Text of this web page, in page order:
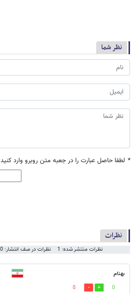
نظر شما
* لطفا حاصل عبارت را در جعبه متن روبرو وارد کنید
نظرات
نظرات منتشر شده: 1 نظرات در صف انتشار: 0
بهنام
0
0